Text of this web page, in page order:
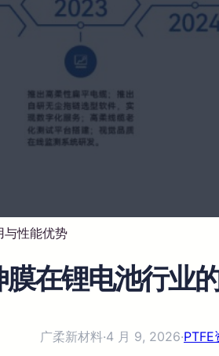
与性能优势
在锂电池行业
广柔新材料·4 月 9, 2026·PTFE